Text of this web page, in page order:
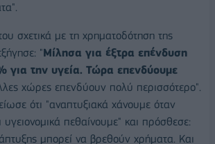
σχετικά με τη χρηματοδότηση της
"Μίλησα για έξτρα επένδυση
για την υγεία. Τώρα επενδύουμε
χώρες επενδύουν πολύ περισσότερο".
ότι "αναπτυξιακά χάνουμε όταν
υγειονομικά πεθαίνουμε" και πρόσθεσε:
μπορεί να βρεθούν χρήματα. Και